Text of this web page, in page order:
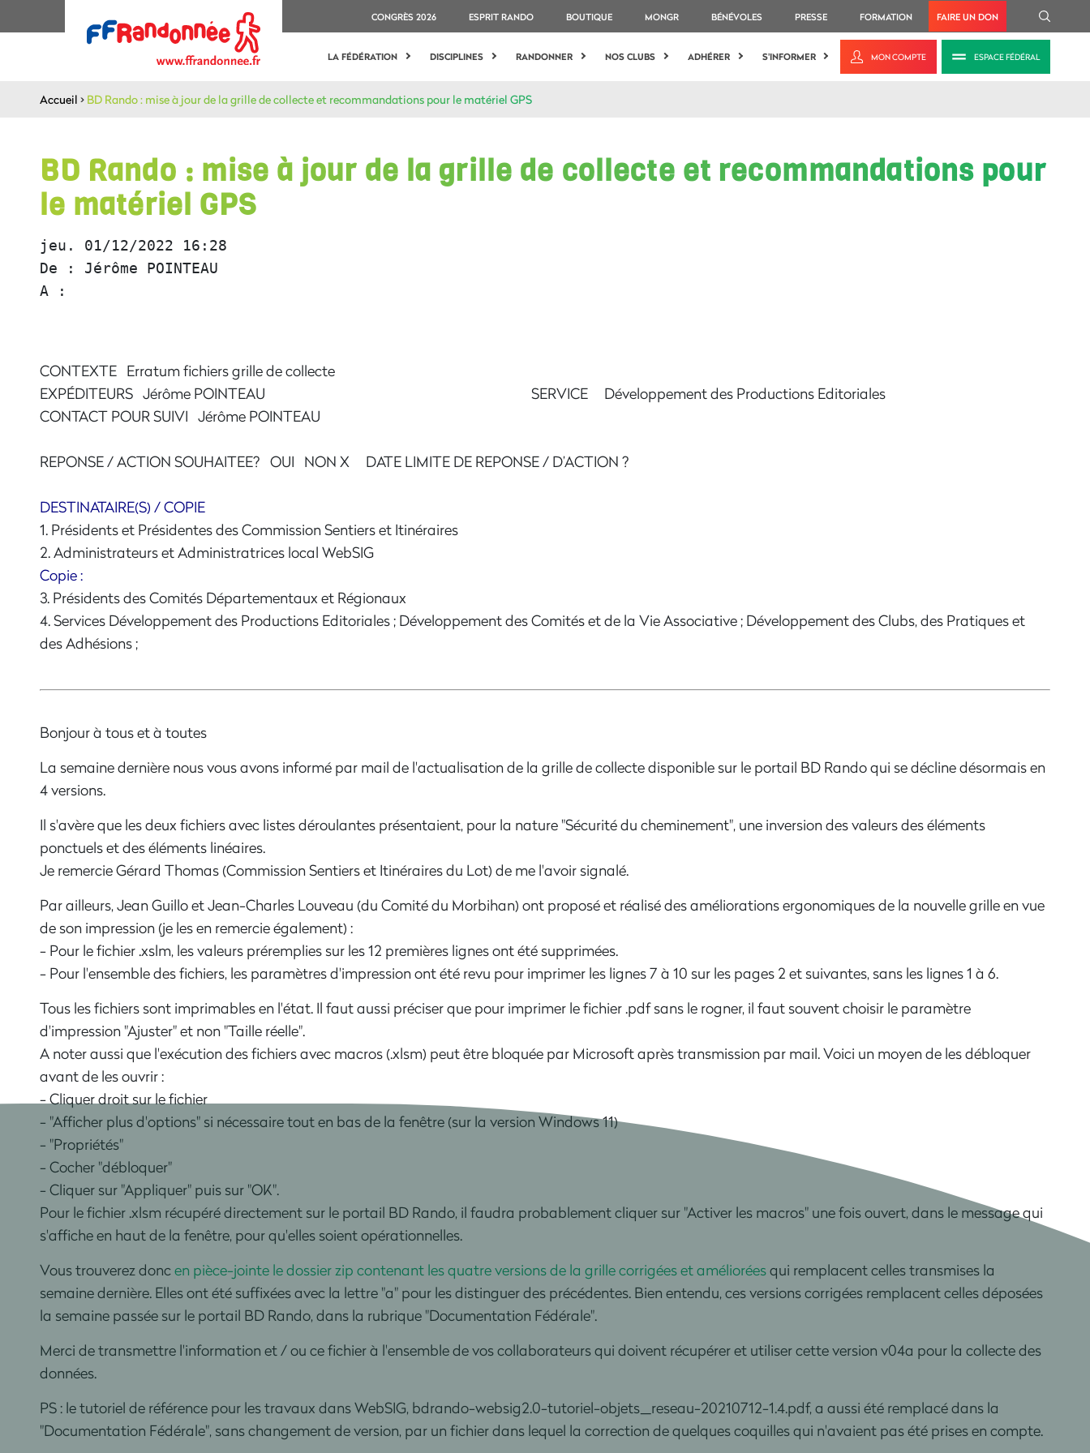
CONGRÈS 2026 ESPRIT RANDO BOUTIQUE MONGR BÉNÉVOLES PRESSE FORMATION FAIRE UN DON
LA FÉDÉRATION DISCIPLINES RANDONNER NOS CLUBS ADHÉRER S'INFORMER MON COMPTE ESPACE FÉDÉRAL
Accueil > BD Rando : mise à jour de la grille de collecte et recommandations pour le matériel GPS
BD Rando : mise à jour de la grille de collecte et recommandations pour
le matériel GPS
jeu. 01/12/2022 16:28
De : Jérôme POINTEAU
A :
CONTEXTE Erratum fichiers grille de collecte
EXPÉDITEURS Jérôme POINTEAU SERVICE Développement des Productions Editoriales
CONTACT POUR SUIVI Jérôme POINTEAU
REPONSE / ACTION SOUHAITEE? OUI NON X DATE LIMITE DE REPONSE / D’ACTION ?
DESTINATAIRE(S) / COPIE
1. Présidents et Présidentes des Commission Sentiers et Itinéraires
2. Administrateurs et Administratrices local WebSIG
Copie :
3. Présidents des Comités Départementaux et Régionaux
4. Services Développement des Productions Editoriales ; Développement des Comités et de la Vie Associative ; Développement des Clubs, des Pratiques et
des Adhésions ;
Bonjour à tous et à toutes
La semaine dernière nous vous avons informé par mail de l'actualisation de la grille de collecte disponible sur le portail BD Rando qui se décline désormais en
4 versions.
Il s'avère que les deux fichiers avec listes déroulantes présentaient, pour la nature "Sécurité du cheminement", une inversion des valeurs des éléments
ponctuels et des éléments linéaires.
Je remercie Gérard Thomas (Commission Sentiers et Itinéraires du Lot) de me l'avoir signalé.
Par ailleurs, Jean Guillo et Jean-Charles Louveau (du Comité du Morbihan) ont proposé et réalisé des améliorations ergonomiques de la nouvelle grille en vue
de son impression (je les en remercie également) :
- Pour le fichier .xslm, les valeurs préremplies sur les 12 premières lignes ont été supprimées.
- Pour l'ensemble des fichiers, les paramètres d'impression ont été revu pour imprimer les lignes 7 à 10 sur les pages 2 et suivantes, sans les lignes 1 à 6.
Tous les fichiers sont imprimables en l'état. Il faut aussi préciser que pour imprimer le fichier .pdf sans le rogner, il faut souvent choisir le paramètre
d'impression "Ajuster" et non "Taille réelle".
A noter aussi que l'exécution des fichiers avec macros (.xlsm) peut être bloquée par Microsoft après transmission par mail. Voici un moyen de les débloquer
avant de les ouvrir :
- Cliquer droit sur le fichier
- "Afficher plus d'options" si nécessaire tout en bas de la fenêtre (sur la version Windows 11)
- "Propriétés"
- Cocher "débloquer"
- Cliquer sur "Appliquer" puis sur "OK".
Pour le fichier .xlsm récupéré directement sur le portail BD Rando, il faudra probablement cliquer sur "Activer les macros" une fois ouvert, dans le message qui
s'affiche en haut de la fenêtre, pour qu'elles soient opérationnelles.
Vous trouverez doncen pièce-jointe le dossier zip contenant les quatre versions de la grille corrigées et amélioréesqui remplacent celles transmises la
semaine dernière. Elles ont été suffixées avec la lettre "a" pour les distinguer des précédentes. Bien entendu, ces versions corrigées remplacent celles déposées
la semaine passée sur le portail BD Rando, dans la rubrique "Documentation Fédérale".
Merci de transmettre l'information et / ou ce fichier à l'ensemble de vos collaborateurs qui doivent récupérer et utiliser cette version v04a pour la collecte des
données.
PS : le tutoriel de référence pour les travaux dans WebSIG, bdrando-websig2.0-tutoriel-objets_reseau-20210712-1.4.pdf, a aussi été remplacé dans la
"Documentation Fédérale", sans changement de version, par un fichier dans lequel la correction de quelques coquilles qui n'avaient pas été prises en compte.